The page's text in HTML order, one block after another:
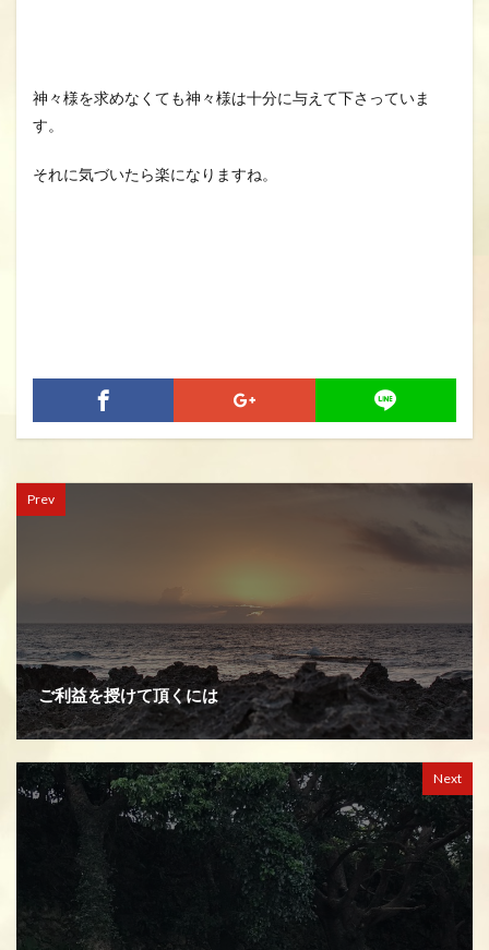
神々様を求めなくても神々様は十分に与えて下さっていま
す。
それに気づいたら楽になりますね。
Prev
ご利益を授けて頂くには
Next